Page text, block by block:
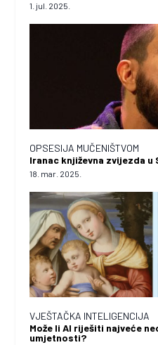
1. jul. 2025.
OPSESIJA MUČENIŠTVOM
Iranac književna zvijezda u
18. mar. 2025.
VJEŠTAČKA INTELIGENCIJA
Može li AI riješiti najveće
umjetnosti?